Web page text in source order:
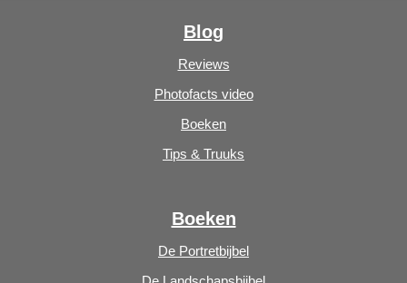
Blog
Reviews
Photofacts video
Boeken
Tips & Truuks
Boeken
De Portretbijbel